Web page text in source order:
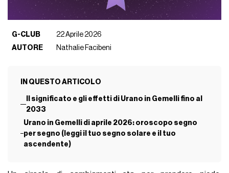
G-CLUB
22 Aprile 2026
AUTORE
Nathalie Facibeni
IN QUESTO ARTICOLO
Il significato e gli effetti di Urano in Gemelli fino al
2033
Urano in Gemelli di aprile 2026: oroscopo segno
per segno (leggi il tuo segno solare e il tuo
ascendente)